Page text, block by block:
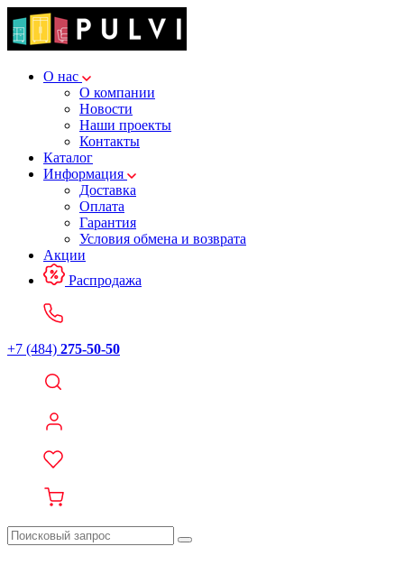
О нас
О компании
Новости
Наши проекты
Контакты
Каталог
Информация
Доставка
Оплата
Гарантия
Условия обмена и возврата
Акции
Распродажа
+7 (484) 275-50-50